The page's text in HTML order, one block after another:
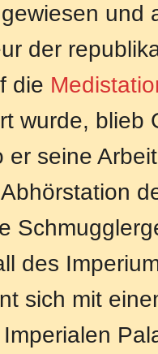
und
der
die
wurde, blieb
er seine
des
sich mit